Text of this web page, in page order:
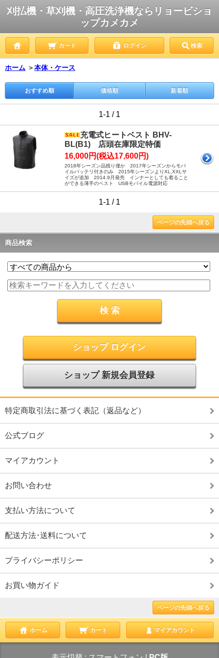
刈払機・草刈機・高圧洗浄機ならリョービショ
ップカメカメ
カート ログイン 検索
ホーム ＞本体・ケース
おすすめ順 価格順 新着順
1-1 / 1
充電式ヒートベスト BHV-
BL(B1) 店頭在庫限定特価
16,000円(税込17,600円)
2018年シーズン品残り僅か 2017年シーズンからモバ
イルバッテリ付きのみ 2015年シーズンよりXL,XXLサ
イズが追加 2014.9月発売 インナーとしても着ること
ができる薄手のベスト USBモバイル電源対応
1-1 / 1
ページの先頭へ戻る
商品検索
ショップ ログイン
ショップ 新規会員登録
特定商取引法に基づく表記（返品など）
公式ブログ
マイアカウント
お問い合わせ
支払い方法について
配送方法･送料について
プライバシーポリシー
お買い物ガイド
ページの先頭へ戻る
ホーム カート マイアカウント